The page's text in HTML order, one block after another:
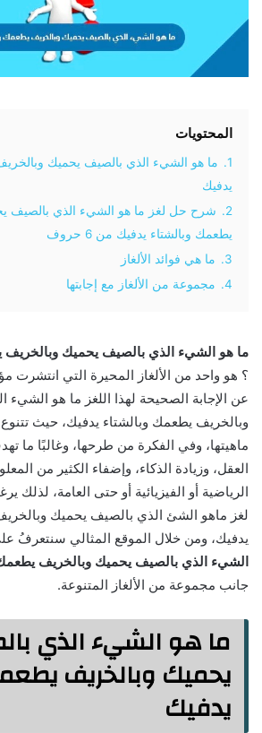
المحتويات
1.
ما هو الشيء الذي بالصيف يحميك
يدفيك
2.
شرح حل لغز ما هو الشيء الذي بالصيف
يطعمك وبالشتاء يدفيك من 6 حروف
3.
ما هي فوائد الألغاز
4.
مجموعة من الألغاز مع إجابتها
ما هو الشيء الذي بالصيف يحميك وبالخريف
؟ هو واحد من الألغاز المحيرة التي انتشرت
عن الإجابة الصحيحة لهذا اللغز ما هو
وبالخريف يطعمك وبالشتاء يدفيك، حيث
ماهيتها، وفي الفكرة من طرحها، وغالبًا ما
العقل، وزيادة الذكاء، وإضفاء الكثير من
الرياضية أو الفيزيائية أو حتى العامة، لذلك
لغز ماهو الشئ الذي بالصيف يحميك
يدفيك، ومن خلال الموقع المثالي سنتعرفُ
الشيء الذي بالصيف يحميك وبالخريف يطعمك
جانب مجموعة من الألغاز المتنوعة.
ما هو الشيء الذي
يحميك وبالخريف
يدفيك